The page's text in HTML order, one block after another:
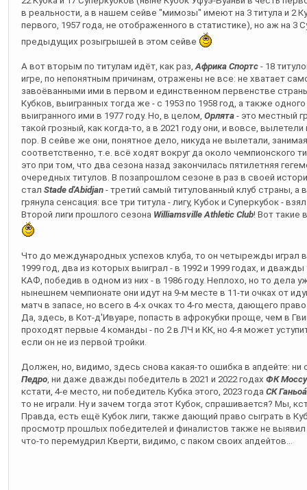
в реальности, а в нашем сейве "мимозы" имеют на 3 титула и 2
первого, 1957 года, не отображенного в статистике), но аж на 3
предыдущих розыгрышей в этом сейве
А вот вторым по титулам идёт, как раз,Африка Спортс - 18
игре, по непонятным причинам, отражены не все: не хватает
завоёванными ими в первом и единственном первенстве
Кубков, выигранных тогда же - с 1953 по 1958 год, а также
выигранного ими в 1977 году. Но, в целом, Орлята - это местный
такой грозный, как когда-то, а в 2021 году они, и вовсе,
пор. В сейве же они, понятное дело, никуда не вылетали,
соответственно, т.е. всё ходят вокруг да около чемпионского
это при том, что два сезона назад закончилась пятилетняя
очередных титулов. В позапрошлом сезоне в раз в своей
стал Stade d'Abidjan - третий самый титулованный клуб страны,
грянула сенсация: все три титула - лигу, Кубок и Суперкубок -
Второй лиги прошлого сезона Williamsville Athletic Club! Вот такие
Что до международных успехов клуба, то он четырежды играл
1999 год, два из которых выиграл - в 1992 и 1999 годах, и
КАФ, победив в одном из них - в 1986 году. Неплохо, но то дела
нынешнем чемпионате они идут на 9-м месте в 11-ти очках от
матч в запасе, но всего в 4-х очках то 4-го места, дающего
Да, здесь, в Кот-д'Ивуаре, попасть в афрокубки проще, чем в
проходят первые 4 команды - по 2 в ЛЧ и КК, но 4-я может
если он не из первой тройки.
Должен, но, видимо, здесь снова какая-то ошибка в апдейте: ни
Педро, ни даже дважды победитель в 2021 и 2022 годах ФК Моссу
кстати, 4-е место, ни победитель Кубка этого, 2023 года СК Ганьоа́
то не играли. Ну и зачем тогда этот Кубок, спрашивается? Мы,
Правда, есть ещё Кубок лиги, также дающий право сыграть в
просмотр прошлых победителей и финалистов также не
что-то перемудрил Кверти, видимо, с паком своих апдейтов...